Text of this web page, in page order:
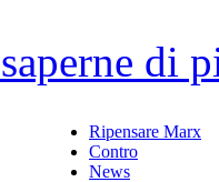
di
Ripensare Marx
Contro
News